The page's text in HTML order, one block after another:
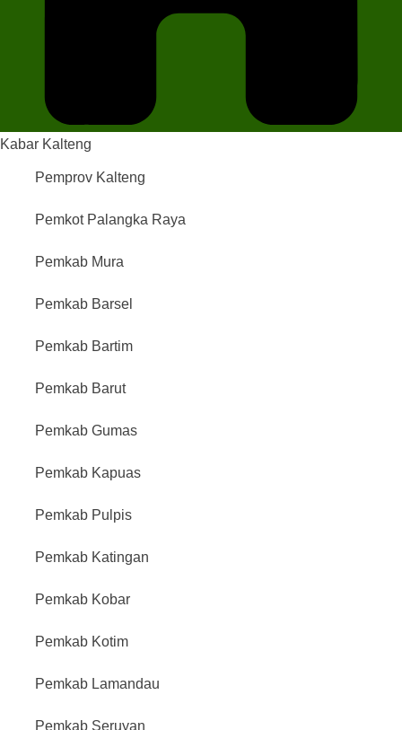
Kabar Kalteng
Pemprov Kalteng
Pemkot Palangka Raya
Pemkab Mura
Pemkab Barsel
Pemkab Bartim
Pemkab Barut
Pemkab Gumas
Pemkab Kapuas
Pemkab Pulpis
Pemkab Katingan
Pemkab Kobar
Pemkab Kotim
Pemkab Lamandau
Pemkab Seruyan